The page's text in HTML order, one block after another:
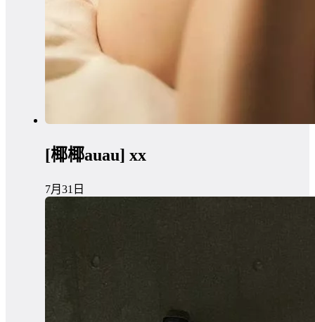
[椰椰auau] xx
7月31日